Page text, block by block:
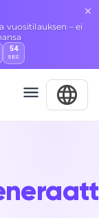
vuositilauksen – ei
53
SEC